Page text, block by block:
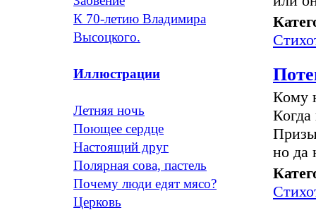
К 70-летию Владимира
Высоцкого.
Иллюстрации
Летняя ночь
Поющее сердце
Настоящий друг
Полярная сова, пастель
Почему люди едят мясо?
Церковь
Кому
Когда
но да